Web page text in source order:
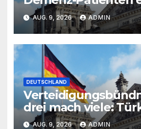
AUG. 9, 2026 ADMIN
DEUTSCHLAND
drei mach viele:
neuen Militärpakt
AUG. 9, 2026 ADMIN